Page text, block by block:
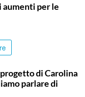
per le
progetto di Carolina
parlare di